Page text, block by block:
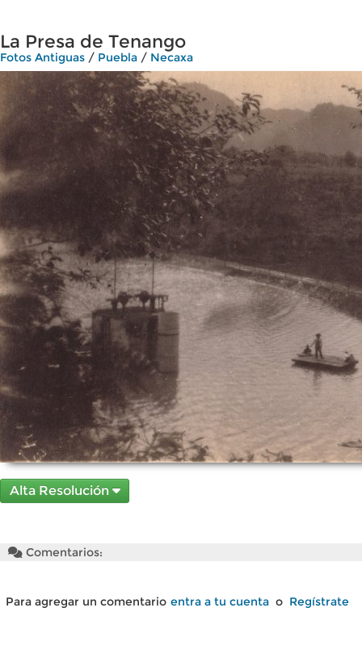
La Presa de Tenango
Fotos Antiguas / Puebla / Necaxa
Alta Resolución
Comentarios:
Para agregar un comentario entra a tu cuenta o Regístrate